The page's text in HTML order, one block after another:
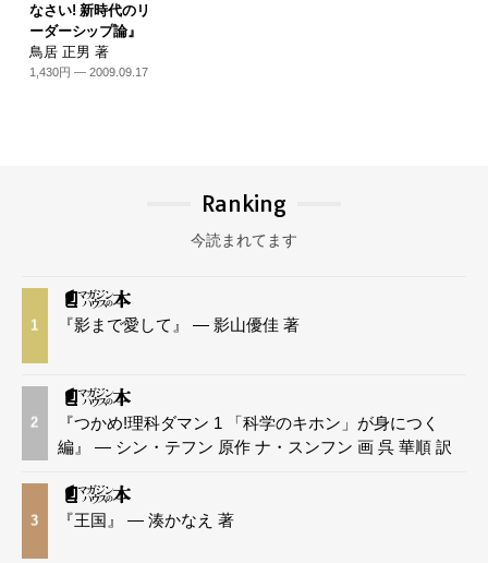
なさい! 新時代のリ
ーダーシップ論』
鳥居 正男 著
1,430円 — 2009.09.17
Ranking
今読まれてます
1 『影まで愛して』 — 影山優佳 著
2
『つかめ!理科ダマン 1 「科学のキホン」が身につく
編』 — シン・テフン 原作 ナ・スンフン 画 呉 華順 訳
3 『王国』 — 湊かなえ 著